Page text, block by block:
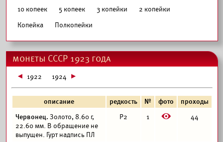
10 копеек
5 копеек 3 копейки
2 копейки
Копейка
Полкопейки
монеты СССР 1923 года
1922 1924
описание редкость № фото
проходы
Червонец. Золото, 8.60 г,
22.60 мм. В обращение не
выпущен. Гурт надпись ПЛ
Р2 1 E 44